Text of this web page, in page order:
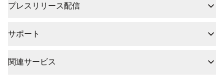
プレスリリース配信
サポート
関連サービス